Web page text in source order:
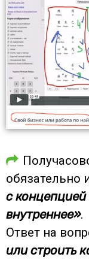
обязательно
с
внутреннее».
Ответ на
или строить